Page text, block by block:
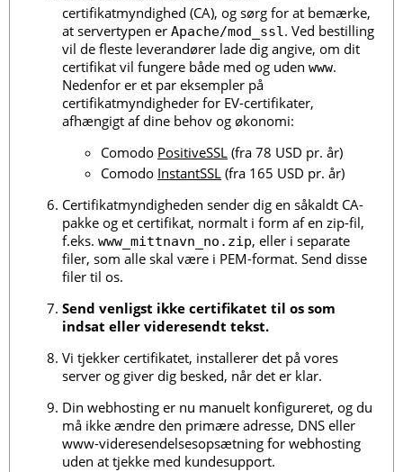
certifikatmyndighed (CA), og sørg for at bemærke,
at servertypen er Apache/mod_ssl. Ved bestilling
vil de fleste leverandører lade dig angive, om dit
certifikat vil fungere både med og uden www.
Nedenfor er et par eksempler på
certifikatmyndigheder for EV-certifikater,
afhængigt af dine behov og økonomi:
Comodo PositiveSSL (fra 78 USD pr. år)
Comodo InstantSSL (fra 165 USD pr. år)
Certifikatmyndigheden sender dig en såkaldt CA-
pakke og et certifikat, normalt i form af en zip-fil,
f.eks. www_mittnavn_no.zip, eller i separate
filer, som alle skal være i PEM-format. Send disse
filer til os.
Send venligst ikke certifikatet til os som
indsat eller videresendt tekst.
Vi tjekker certifikatet, installerer det på vores
server og giver dig besked, når det er klar.
Din webhosting er nu manuelt konfigureret, og du
må ikke ændre den primære adresse, DNS eller
www-videresendelsesopsætning for webhosting
uden at tjekke med kundesupport.